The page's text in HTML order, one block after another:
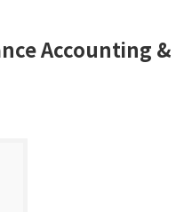
Accounting &